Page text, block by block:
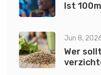
Ist
Jun 8,
Wer